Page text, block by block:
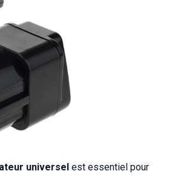
universel est essentiel pour